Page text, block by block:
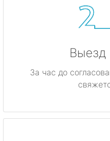
Выезд
За час до